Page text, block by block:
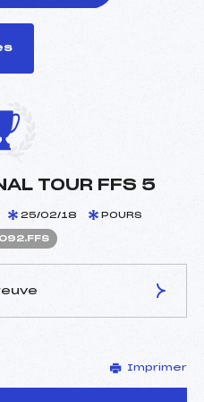
TOUR FFS 5
25/02/18 POURS
ROGUET JEAN CLAUDE
(MB)
Imprimer